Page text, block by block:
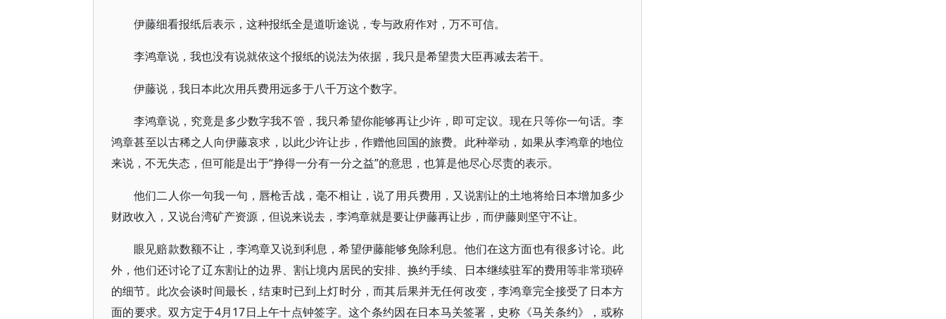
伊藤细看报纸后表示，这种报纸全是道听途说，专与政府作对，万不可信。
李鸿章说，我也没有说就依这个报纸的说法为依据，我只是希望贵大臣再减去若干。
伊藤说，我日本此次用兵费用远多于八千万这个数字。
李鸿章说，究竟是多少数字我不管，我只希望你能够再让少许，即可定议。现在只等你一句话。李
鸿章甚至以古稀之人向伊藤哀求，以此少许让步，作赠他回国的旅费。此种举动，如果从李鸿章的地位
来说，不无失态，但可能是出于“挣得一分有一分之益”的意思，也算是他尽心尽责的表示。
他们二人你一句我一句，唇枪舌战，毫不相让，说了用兵费用，又说割让的土地将给日本增加多少
财政收入，又说台湾矿产资源，但说来说去，李鸿章就是要让伊藤再让步，而伊藤则坚守不让。
眼见赔款数额不让，李鸿章又说到利息，希望伊藤能够免除利息。他们在这方面也有很多讨论。此
外，他们还讨论了辽东割让的边界、割让境内居民的安排、换约手续、日本继续驻军的费用等非常琐碎
的细节。此次会谈时间最长，结束时已到上灯时分，而其后果并无任何改变，李鸿章完全接受了日本方
面的要求。双方定于4月17日上午十点钟签字。这个条约因在日本马关签署，史称《马关条约》，或称